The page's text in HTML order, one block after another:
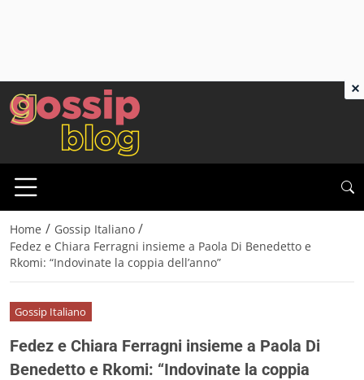
Home / Gossip Italiano /
Fedez e Chiara Ferragni insieme a Paola Di Benedetto e
Rkomi: “Indovinate la coppia dell’anno”
Gossip Italiano
Fedez e Chiara Ferragni insieme a Paola Di
Benedetto e Rkomi: “Indovinate la coppia
×